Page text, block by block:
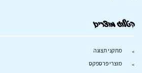
קטלוג מוצרים
מתקני תצוגה
מוצרי פרספקס